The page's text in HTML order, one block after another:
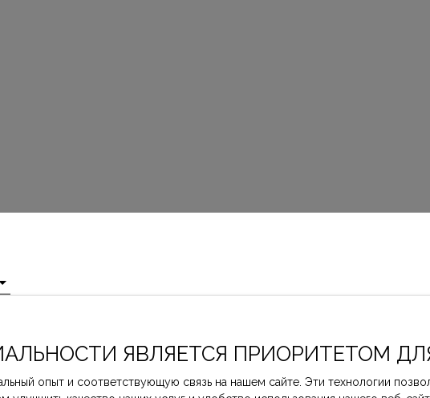
ЯВЛЯЕТСЯ ПРИОРИТЕТОМ
опыт и соответствующую связь на нашем сайте. Эти технологии